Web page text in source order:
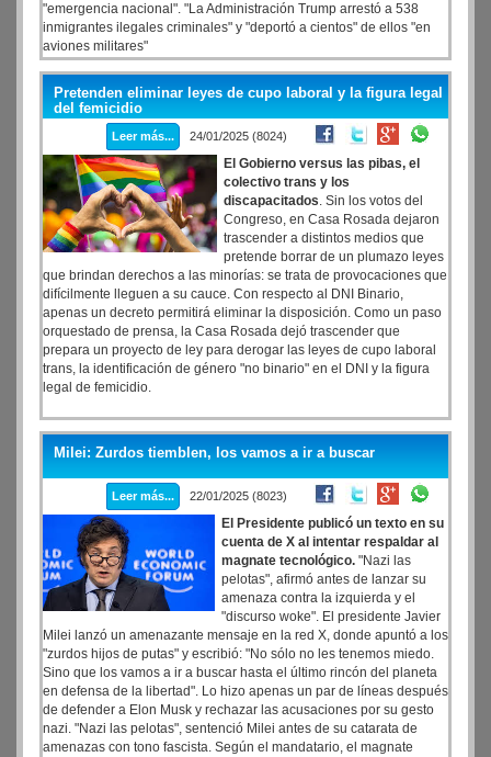
"emergencia nacional". "La Administración Trump arrestó a 538
inmigrantes ilegales criminales" y "deportó a cientos" de ellos "en
aviones militares"
Pretenden eliminar leyes de cupo laboral y la figura legal
del femicidio
Leer más... 24/01/2025 (8024)
El Gobierno versus las pibas, el
colectivo trans y los
discapacitados. Sin los votos del
Congreso, en Casa Rosada dejaron
trascender a distintos medios que
pretende borrar de un plumazo leyes
que brindan derechos a las minorías: se trata de provocaciones que
difícilmente lleguen a su cauce. Con respecto al DNI Binario,
apenas un decreto permitirá eliminar la disposición. Como un paso
orquestado de prensa, la Casa Rosada dejó trascender que
prepara un proyecto de ley para derogar las leyes de cupo laboral
trans, la identificación de género "no binario" en el DNI y la figura
legal de femicidio.
Milei: Zurdos tiemblen, los vamos a ir a buscar
Leer más... 22/01/2025 (8023)
El Presidente publicó un texto en su
cuenta de X al intentar respaldar al
magnate tecnológico. "Nazi las
pelotas", afirmó antes de lanzar su
amenaza contra la izquierda y el
"discurso woke". El presidente Javier
Milei lanzó un amenazante mensaje en la red X, donde apuntó a los
"zurdos hijos de putas" y escribió: "No sólo no les tenemos miedo.
Sino que los vamos a ir a buscar hasta el último rincón del planeta
en defensa de la libertad". Lo hizo apenas un par de líneas después
de defender a Elon Musk y rechazar las acusaciones por su gesto
nazi. "Nazi las pelotas", sentenció Milei antes de su catarata de
amenazas con tono fascista. Según el mandatario, el magnate